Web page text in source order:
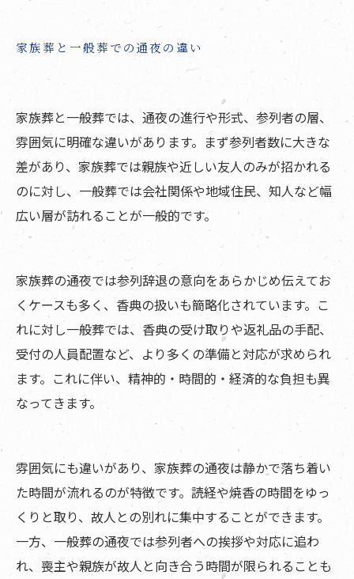
家族葬と一般葬での通夜の違い
家族葬と一般葬では、通夜の進行や形式、参列者の層、
雰囲気に明確な違いがあります。まず参列者数に大きな
差があり、家族葬では親族や近しい友人のみが招かれる
のに対し、一般葬では会社関係や地域住民、知人など幅
広い層が訪れることが一般的です。
家族葬の通夜では参列辞退の意向をあらかじめ伝えてお
くケースも多く、香典の扱いも簡略化されています。こ
れに対し一般葬では、香典の受け取りや返礼品の手配、
受付の人員配置など、より多くの準備と対応が求められ
ます。これに伴い、精神的・時間的・経済的な負担も異
なってきます。
雰囲気にも違いがあり、家族葬の通夜は静かで落ち着い
た時間が流れるのが特徴です。読経や焼香の時間をゆっ
くりと取り、故人との別れに集中することができます。
一方、一般葬の通夜では参列者への挨拶や対応に追わ
れ、喪主や親族が故人と向き合う時間が限られることも